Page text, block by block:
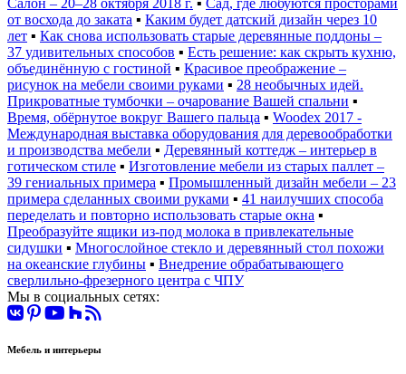
Салон – 20–28 октября 2018 г. ▪ Сад, где любуются просторами
от восхода до заката ▪ Каким будет датский дизайн через 10
лет ▪ Как снова использовать старые деревянные поддоны –
37 удивительных способов ▪ Есть решение: как скрыть кухню,
объединённую с гостиной ▪ Красивое преображение –
рисунок на мебели своими руками ▪ 28 необычных идей.
Прикроватные тумбочки – очарование Вашей спальни ▪
Время, обёрнутое вокруг Вашего пальца ▪ Woodex 2017 -
Международная выставка оборудования для деревообработки
и производства мебели ▪ Деревянный коттедж – интерьер в
готическом стиле ▪ Изготовление мебели из старых паллет –
39 гениальных примера ▪ Промышленный дизайн мебели – 23
примера сделанных своими руками ▪ 41 наилучших способа
переделать и повторно использовать старые окна ▪
Преобразуйте ящики из-под молока в привлекательные
сидушки ▪ Многослойное стекло и деревянный стол похожи
на океанские глубины ▪ Внедрение обрабатывающего
сверлильно-фрезерного центра с ЧПУ
Мы в социальных сетях:
Мебель и интерьеры